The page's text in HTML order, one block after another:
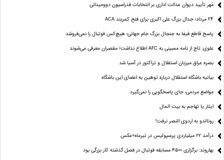
مُهر تأیید دیوان عدالت اداری بر انتخابات فدراسیون دوومیدانی
24 مرداد؛ جدال بزرگ علی‌ اکبری برای فتح کمربند ACA
پاسخ قاطع فیفا به جنجال بزرگ جام جهانی؛ هیچ‌کس فوتبال را نمی‌فروشد
علوی: تاج از نامه ممبینی به AFC اطلاع نداشت/ مقصران معرفی می‌شوند
بصره عراق میزبان استقلال و تراکتور در آسیا شد
بیانیه باشگاه استقلال درباره توهین به اعضای این باشگاه
مواضع مردمی، جای پاسخگویی را نمی‌گیرد
ایثار یا تهاجم به بیت المال
رونالدو به اردوی النصر نرفت!
درآمد ۲۲ میلیاردی پرسپولیس در تیرماه+عکس
بهاروند: برگزاری ۴۵۰۰ مسابقه فوتبال در فصل گذشته کار بزرگی بود